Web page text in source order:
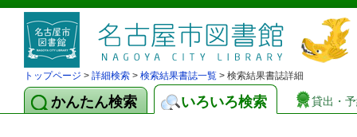
トップページ > 詳細検索 > 検索結果書誌一覧 > 検索結果書誌詳細
かんたん検索 いろいろ検索 貸出・